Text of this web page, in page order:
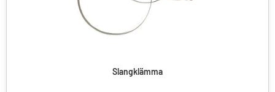
Slangklämma